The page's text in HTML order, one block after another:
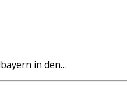
in den…